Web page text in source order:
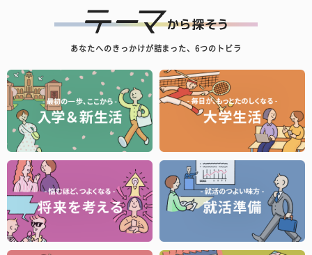
あなたへのきっかけが詰まった、6つのトビラ